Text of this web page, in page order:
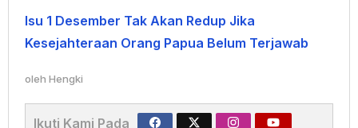
Isu 1 Desember Tak Akan Redup Jika
Kesejahteraan Orang Papua Belum Terjawab
oleh Hengki
Ikuti Kami Pada